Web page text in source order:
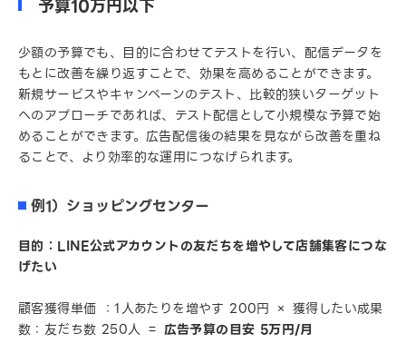
予算10万円以下
少額の予算でも、目的に合わせてテストを行い、配信データを
もとに改善を繰り返すことで、効果を高めることができます。
新規サービスやキャンペーンのテスト、比較的狭いターゲット
へのアプローチであれば、テスト配信として小規模な予算で始
めることができます。広告配信後の結果を見ながら改善を重ね
ることで、より効率的な運用につなげられます。
例1）ショッピングセンター
目的：LINE公式アカウントの友だちを増やして店舗集客につな
げたい
顧客獲得単価 ：1人あたりを増やす 200円 × 獲得したい成果
数：友だち数 250人 ＝ 広告予算の目安 5万円/月